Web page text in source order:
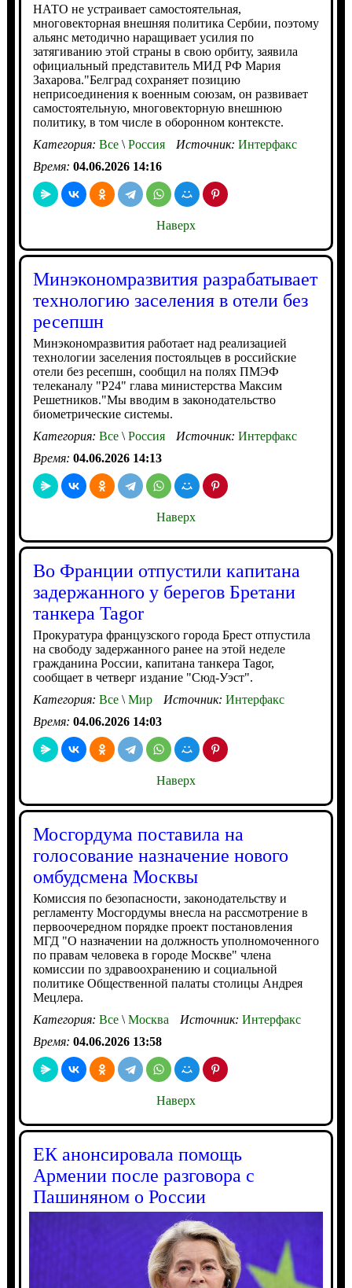
НАТО не устраивает самостоятельная,
многовекторная внешняя политика Сербии, поэтому
альянс методично наращивает усилия по
затягиванию этой страны в свою орбиту, заявила
официальный представитель МИД РФ Мария
Захарова."Белград сохраняет позицию
неприсоединения к военным союзам, он развивает
самостоятельную, многовекторную внешнюю
политику, в том числе в оборонном контексте.
Категория: Все\Россия Источник: Интерфакс
Время: 04.06.2026 14:16
Наверх
Минэкономразвития разрабатывает
технологию заселения в отели без
ресепшн
Минэкономразвития работает над реализацией
технологии заселения постояльцев в российские
отели без ресепшн, сообщил на полях ПМЭФ
телеканалу "Р24" глава министерства Максим
Решетников."Мы вводим в законодательство
биометрические системы.
Категория: Все\Россия Источник: Интерфакс
Время: 04.06.2026 14:13
Наверх
Во Франции отпустили капитана
задержанного у берегов Бретани
танкера Tagor
Прокуратура французского города Брест отпустила
на свободу задержанного ранее на этой неделе
гражданина России, капитана танкера Tagor,
сообщает в четверг издание "Сюд-Уэст".
Категория: Все\Мир Источник: Интерфакс
Время: 04.06.2026 14:03
Наверх
Мосгордума поставила на
голосование назначение нового
омбудсмена Москвы
Комиссия по безопасности, законодательству и
регламенту Мосгордумы внесла на рассмотрение в
первоочередном порядке проект постановления
МГД "О назначении на должность уполномоченного
по правам человека в городе Москве" члена
комиссии по здравоохранению и социальной
политике Общественной палаты столицы Андрея
Мецлера.
Категория: Все\Москва Источник: Интерфакс
Время: 04.06.2026 13:58
Наверх
ЕК анонсировала помощь
Армении после разговора с
Пашиняном о России